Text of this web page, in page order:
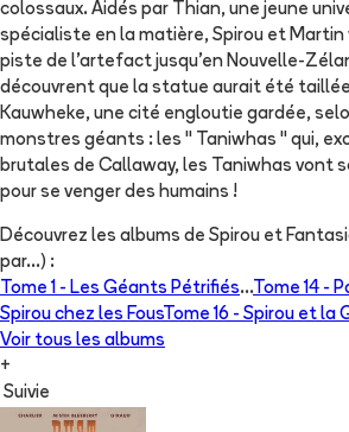
colossaux. Aidés par Thian, une jeune
spécialiste en la matière, Spirou et
piste de l'artefact jusqu'en Nouvelle-
découvrent que la statue aurait été
Kauwheke, une cité engloutie gardée,
monstres géants : les " Taniwhas " qui,
brutales de Callaway, les Taniwhas vont
pour se venger des humains !
Découvrez les albums de Spirou et
par...) :
Tome 1 - Les Géants Pétrifiés...Tome 14 -
Spirou chez les FousTome 16 - Spirou et la
Voir tous les albums
+
Suivie